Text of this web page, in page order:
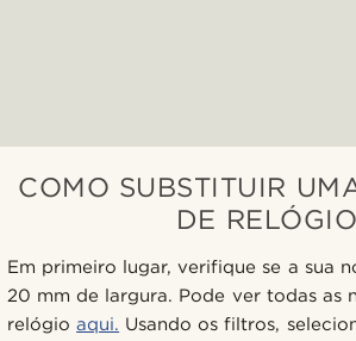
COMO SUBSTITUIR
DE RELÓGIO
Em primeiro lugar, verifique se a sua
20 mm de largura. Pode ver todas as
relógioaqui. Usando os filtros,